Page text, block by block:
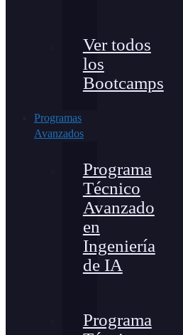
Ver todos
los
Bootcamps
Programas
Avanzados
Programa
Técnico
Avanzado
en
Ingeniería
de IA
Programa